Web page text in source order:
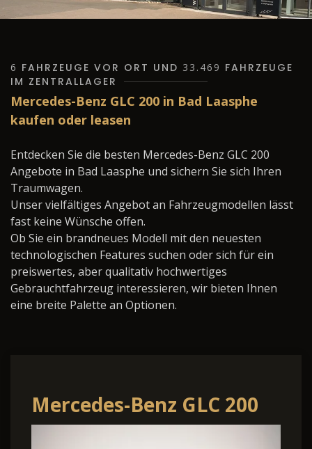
6 FAHRZEUGE VOR ORT UND 33.469 FAHRZEUGE
IM ZENTRALLAGER
Mercedes-Benz GLC 200 in Bad Laasphe
kaufen oder leasen
Entdecken Sie die besten Mercedes-Benz GLC 200
Angebote in Bad Laasphe und sichern Sie sich Ihren
Traumwagen.
Unser vielfältiges Angebot an Fahrzeugmodellen lässt
fast keine Wünsche offen.
Ob Sie ein brandneues Modell mit den neuesten
technologischen Features suchen oder sich für ein
preiswertes, aber qualitativ hochwertiges
Gebrauchtfahrzeug interessieren, wir bieten Ihnen
eine breite Palette an Optionen.
Mercedes-Benz GLC 200
4Matic EURO 6 Navi LED